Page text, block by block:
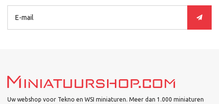
Uw webshop voor Tekno en WSI miniaturen. Meer dan 1.000 miniaturen